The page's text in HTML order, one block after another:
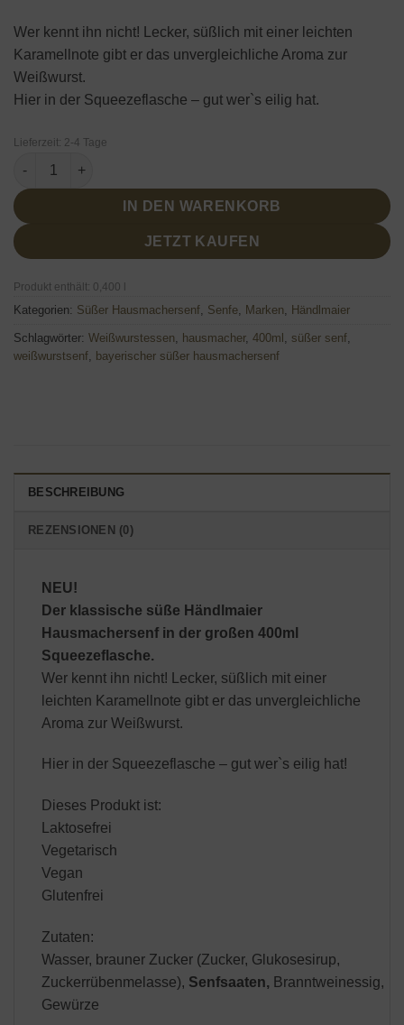
Wer kennt ihn nicht! Lecker, süßlich mit einer leichten
Karamellnote gibt er das unvergleichliche Aroma zur
Weißwurst.
Hier in der Squeezeflasche – gut wer`s eilig hat.
Lieferzeit: 2-4 Tage
Händlmaier bayerischer süßer Hausmachersenf in
IN DEN WARENKORB
JETZT KAUFEN
Produkt enthält: 0,400 l
Kategorien: Süßer Hausmachersenf Senfe Marken Händlmaier
Schlagwörter: Weißwurstessen hausmacher, 400ml süßer senf
weißwurstsenf
bayerischer süßer hausmachersenf
BESCHREIBUNG
REZENSIONEN (0)
NEU!
Der klassische süße Händlmaier
Hausmachersenf in der großen 400ml
Squeezeflasche.
Wer kennt ihn nicht! Lecker, süßlich mit einer
leichten Karamellnote gibt er das unvergleichliche
Aroma zur Weißwurst.
Hier in der Squeezeflasche – gut wer`s eilig hat!
Dieses Produkt ist:
Laktosefrei
Vegetarisch
Vegan
Glutenfrei
Zutaten:
Wasser, brauner Zucker (Zucker, Glukosesirup,
Zuckerrübenmelasse), Senfsaaten, Branntweinessig,
Gewürze